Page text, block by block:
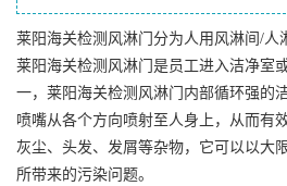
莱阳海关检测风淋门分为人用风淋间/人
莱阳海关检测风淋门是员工进入洁净室
一，莱阳海关检测风淋门内部循环强的
喷嘴从各个方向喷射至人身上，从而有
灰尘、头发、发屑等杂物，它可以以大
所带来的污染问题。